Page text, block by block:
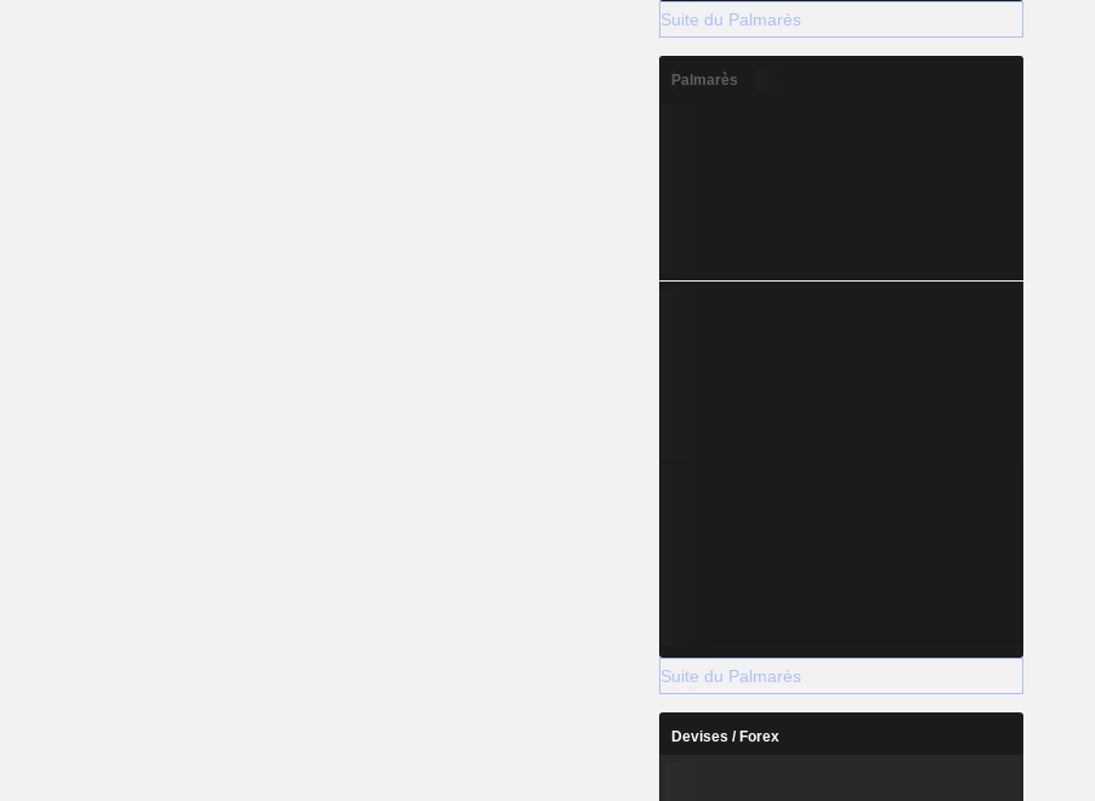
Suite du Palmarès
Palmarès
Suite du Palmarès
Devises / Forex